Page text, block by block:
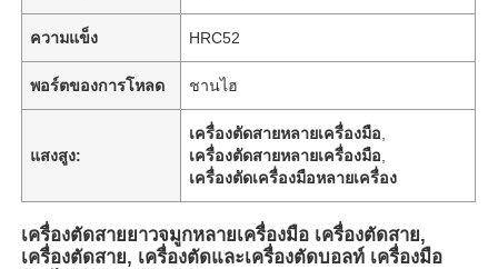
ความแข็ง HRC52
พอร์ตของการโหลด ชานไฮ
แสงสูง:
เครื่องตัดสายหลายเครื่องมือ
เครื่องตัดสายหลายเครื่องมือ
เครื่องตัดเครื่องมือหลายเครื่อง
เครื่องตัดสายยาวจมูกหลายเครื่องมือ เครื่องตัดสาย,
เครื่องตัดสาย, เครื่องตัดและเครื่องตัดบอลท์ เครื่องมือ